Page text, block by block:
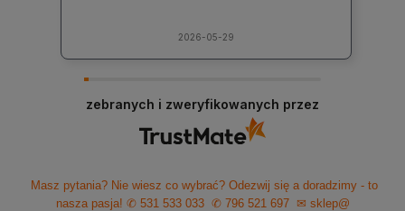
2026-05-29
zebranych i zweryfikowanych przez
Masz pytania? Nie wiesz co wybrać? Odezwij się a doradzimy - to
nasza pasja! ✆ 531 533 033 ✆ 796 521 697
✉ sklep@